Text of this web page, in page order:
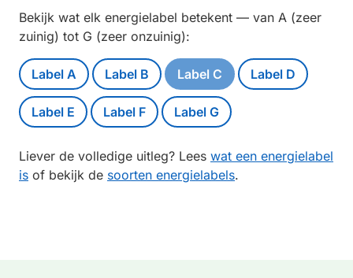
Bekijk wat elk energielabel betekent — van A (zeer
zuinig) tot G (zeer onzuinig):
Label A Label B Label C Label D
Label E Label F Label G
Liever de volledige uitleg? Lees wat een energielabel
is of bekijk de soorten energielabels.